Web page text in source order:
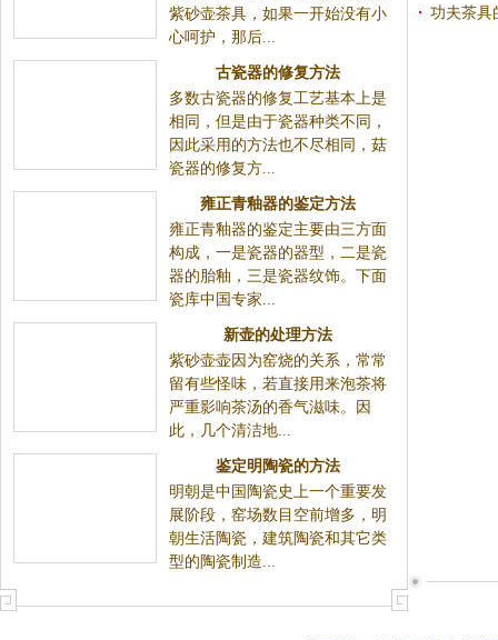
紫砂壶茶具，如果一开始没有小
心呵护，那后...
古瓷器的修复方法
多数古瓷器的修复工艺基本上是
相同，但是由于瓷器种类不同，
因此采用的方法也不尽相同，菇
瓷器的修复方...
雍正青釉器的鉴定方法
雍正青釉器的鉴定主要由三方面
构成，一是瓷器的器型，二是瓷
器的胎釉，三是瓷器纹饰。下面
瓷库中国专家...
新壶的处理方法
紫砂壶壶因为窑烧的关系，常常
留有些怪味，若直接用来泡茶将
严重影响茶汤的香气滋味。因
此，几个清洁地...
鉴定明陶瓷的方法
明朝是中国陶瓷史上一个重要发
展阶段，窑场数目空前增多，明
朝生活陶瓷，建筑陶瓷和其它类
型的陶瓷制造...
功夫茶具